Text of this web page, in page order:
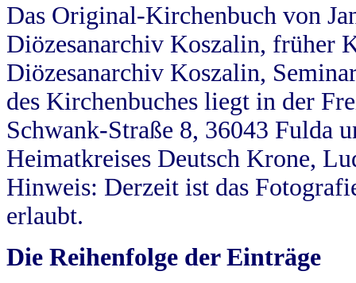
Das Original-Kirchenbuch von
Diözesanarchiv Koszalin, früher
Diözesanarchiv Koszalin,
des Kirchenbuches liegt in der
Schwank-Straße 8, 36043 Fulda
Heimatkreises Deutsch Krone,
Hinweis: Derzeit ist das
erlaubt.
Die Reihenfolge der Einträge